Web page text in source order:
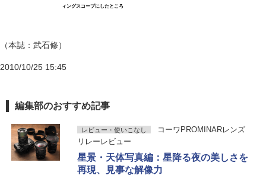
ィングスコープにしたところ
（本誌：武石修）
2010/10/25 15:45
編集部のおすすめ記事
レビュー・使いこなし
コーワPROMINARレンズ
リレーレビュー
星景・天体写真編：星降る夜の美しさを
再現、見事な解像力